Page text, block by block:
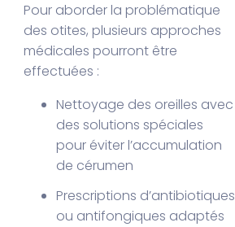
Pour aborder la problématique
des otites, plusieurs approches
médicales pourront être
effectuées :
Nettoyage des oreilles avec
des solutions spéciales
pour éviter l’accumulation
de cérumen
Prescriptions d’antibiotiques
ou antifongiques adaptés